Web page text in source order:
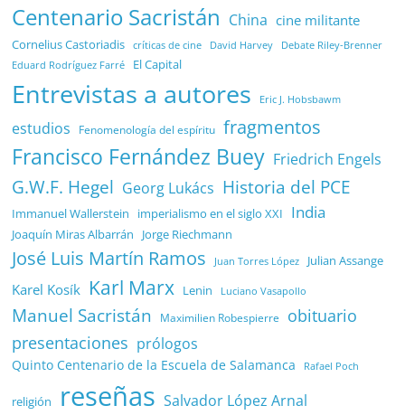
Centenario Sacristán China cine militante
Cornelius Castoriadis críticas de cine David Harvey Debate Riley-Brenner
Eduard Rodríguez Farré El Capital
Entrevistas a autores Eric J. Hobsbawm
estudios Fenomenología del espíritu fragmentos
Francisco Fernández Buey Friedrich Engels
G.W.F. Hegel Georg Lukács Historia del PCE
Immanuel Wallerstein imperialismo en el siglo XXI India
Joaquín Miras Albarrán Jorge Riechmann
José Luis Martín Ramos Juan Torres López Julian Assange
Karel Kosík Karl Marx Lenin Luciano Vasapollo
Manuel Sacristán Maximilien Robespierre
obituario
presentaciones prólogos
Quinto Centenario de la Escuela de Salamanca Rafael Poch
religión reseñas Salvador López Arnal